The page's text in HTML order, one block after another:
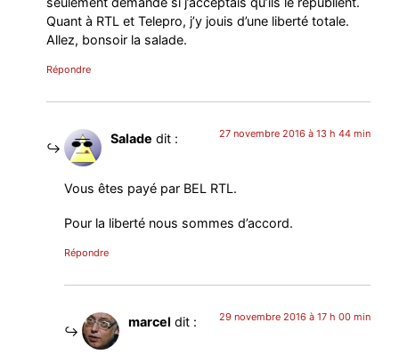
Quant à RTL et Telepro, j’y jouis d’une liberté totale.
Allez, bonsoir la salade.
Répondre
Salade dit : 27 novembre 2016 à 13 h 44 min
Vous êtes payé par BEL RTL.
Pour la liberté nous sommes d’accord.
Répondre
marcel dit : 29 novembre 2016 à 17 h 00 min